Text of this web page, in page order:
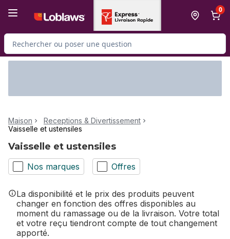
0
Rechercher des produits
Maison
Receptions & Divertissement
Vaisselle et ustensiles
Vaisselle et ustensiles
Nos marques Offres
La disponibilité et le prix des produits peuvent
changer en fonction des offres disponibles au
moment du ramassage ou de la livraison. Votre total
et votre reçu tiendront compte de tout changement
apporté.